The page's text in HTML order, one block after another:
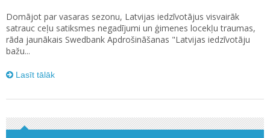
Domājot par vasaras sezonu, Latvijas iedzīvotājus visvairāk
satrauc ceļu satiksmes negadījumi un ģimenes locekļu traumas,
rāda jaunākais Swedbank Apdrošināšanas "Latvijas iedzīvotāju
bažu...
Lasīt tālāk